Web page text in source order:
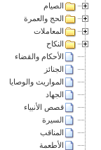
الصيام
الحج والعمرة
المعاملات
النكاح
الأحكام والقضاء
الجنائز
المواريث والوصايا
الجهاد
قصص الأنبياء
السيرة
المناقب
الأطعمة